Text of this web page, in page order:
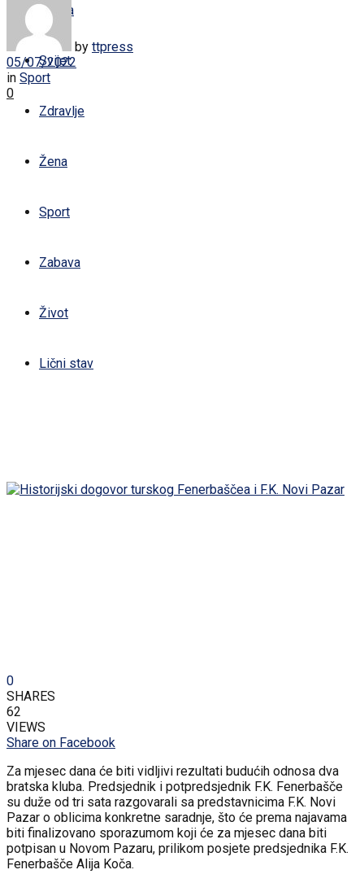
Regija
Svijet
Zdravlje
Žena
Sport
Zabava
Život
Lični stav
by ttpress
05/07/2022
in Sport
0
0
SHARES
62
VIEWS
Share on Facebook
Za mjesec dana će biti vidljivi rezultati budućih odnosa dva
bratska kluba. Predsjednik i potpredsjednik F.K. Fenerbašče
su duže od tri sata razgovarali sa predstavnicima F.K. Novi
Pazar o oblicima konkretne saradnje, što će prema najavama
biti finalizovano sporazumom koji će za mjesec dana biti
potpisan u Novom Pazaru, prilikom posjete predsjednika F.K.
Fenerbašče Alija Koča.